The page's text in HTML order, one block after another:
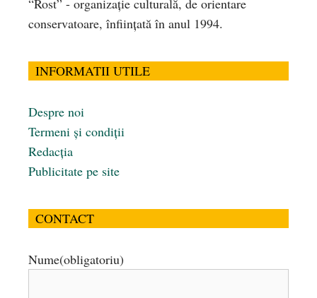
“Rost” - organizaţie culturală, de orientare
conservatoare, înfiinţată în anul 1994.
INFORMATII UTILE
Despre noi
Termeni și condiții
Redacția
Publicitate pe site
CONTACT
Nume(obligatoriu)